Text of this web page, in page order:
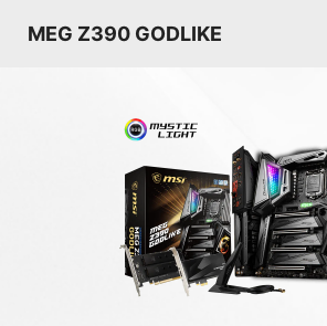
MEG Z390 GODLIKE